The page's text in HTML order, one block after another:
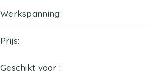
Werkspanning
Prijs
Geschikt voor